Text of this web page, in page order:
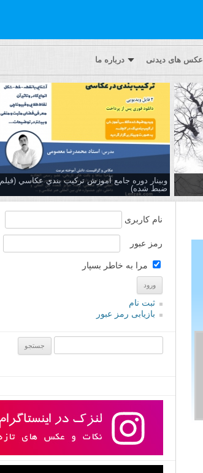
عکس های دیدنی درباره ما
وبینار دوره جامع آموزش تركيب بندي عكاسي (فیلم
ضبط شده)
نام کاربری
رمز عبور
مرا به خاطر بسپار
ثبت نام
بازیابی رمز عبور